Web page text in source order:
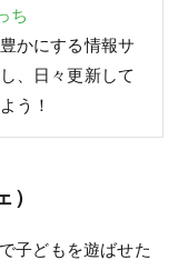
ち
かにする情報サ
、日々更新して
う！
子どもを遊ばせた